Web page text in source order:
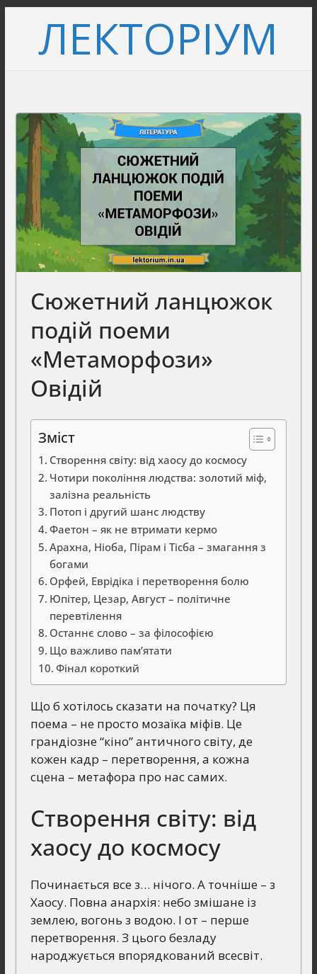
вмістуЛЕКТОРІУМ
Сюжетний ланцюжок
подій поеми
«Метаморфози»
Овідій
Зміст
Створення світу: від хаосу до космосу
Чотири покоління людства: золотий міф,
залізна реальність
Потоп і другий шанс людству
Фаетон – як не втримати кермо
Арахна, Ніоба, Пірам і Тісба – змагання з
богами
Орфей, Еврідіка і перетворення болю
Юпітер, Цезар, Август – політичне
перевтілення
Останнє слово – за філософією
Що важливо пам’ятати
Фінал короткий
Що б хотілось сказати на початку? Ця
поема – не просто мозаїка міфів. Це
грандіозне “кіно” античного світу, де
кожен кадр – перетворення, а кожна
сцена – метафора про нас самих.
Створення світу: від
хаосу до космосу
Починається все з… нічого. А точніше – з
Хаосу. Повна анархія: небо змішане із
землею, вогонь з водою. І от – перше
перетворення. З цього безладу
народжується впорядкований всесвіт.